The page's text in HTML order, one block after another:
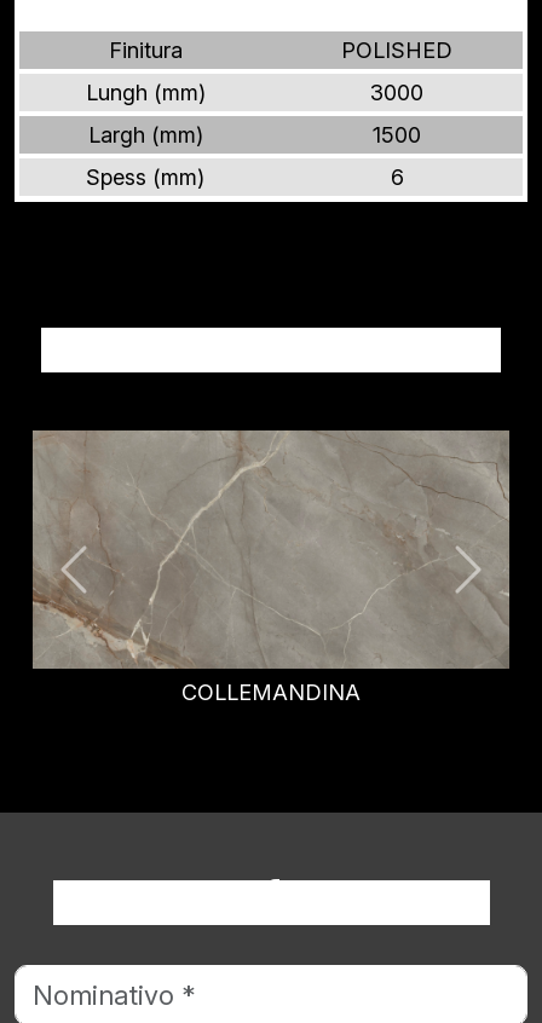
Finitura
POLISHED
Lungh (mm)
3000
Largh (mm)
1500
Spess (mm)
6
Altri prodotti MARMI
CALATTA VIOLA
Richiedi informazioni